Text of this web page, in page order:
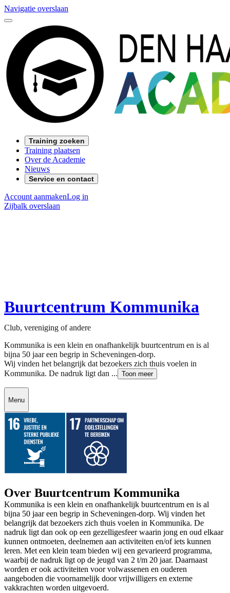
Navigatie overslaan
Training zoeken
Training plaatsen
Over de Academie
Nieuws
Service en contact
Account aanmakenLog in
Zijbalk overslaan
Buurtcentrum Kommunika
Club, vereniging of andere
Kommunika is een klein en onafhankelijk buurtcentrum en is al
bijna 50 jaar een begrip in Scheveningen-dorp.
Wij vinden het belangrijk dat bezoekers zich thuis voelen in
Kommunika. De nadruk ligt dan ... Toon meer
Menu
Over Buurtcentrum Kommunika
Kommunika is een klein en onafhankelijk buurtcentrum en is al
bijna 50 jaar een begrip in Scheveningen-dorp. Wij vinden het
belangrijk dat bezoekers zich thuis voelen in Kommunika. De
nadruk ligt dan ook op een gezelligesfeer waarin jong en oud elkaar
kunnen ontmoeten, deelnemen aan activiteiten en/of iets kunnen
leren. Met een klein team bieden wij een gevarieerd programma,
waarbij de nadruk ligt op de jeugd van 2 t/m 20 jaar. Daarnaast
worden er ook activiteiten voor volwassenen en ouderen
aangeboden die voornamelijk door vrijwilligers en externe
vakkrachten worden uitgevoerd.